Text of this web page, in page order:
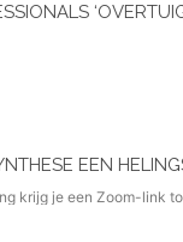
EEN
krijg je een Zoom-link